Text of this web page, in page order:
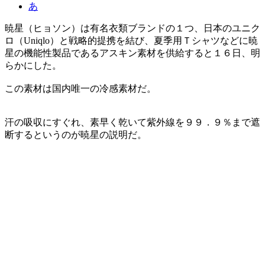
あ
暁星（ヒョソン）は有名衣類ブランドの１つ、日本のユニク
ロ（Uniqlo）と戦略的提携を結び、夏季用Ｔシャツなどに暁
星の機能性製品であるアスキン素材を供給すると１６日、明
らかにした。
この素材は国内唯一の冷感素材だ。
汗の吸収にすぐれ、素早く乾いて紫外線を９９．９％まで遮
断するというのが暁星の説明だ。